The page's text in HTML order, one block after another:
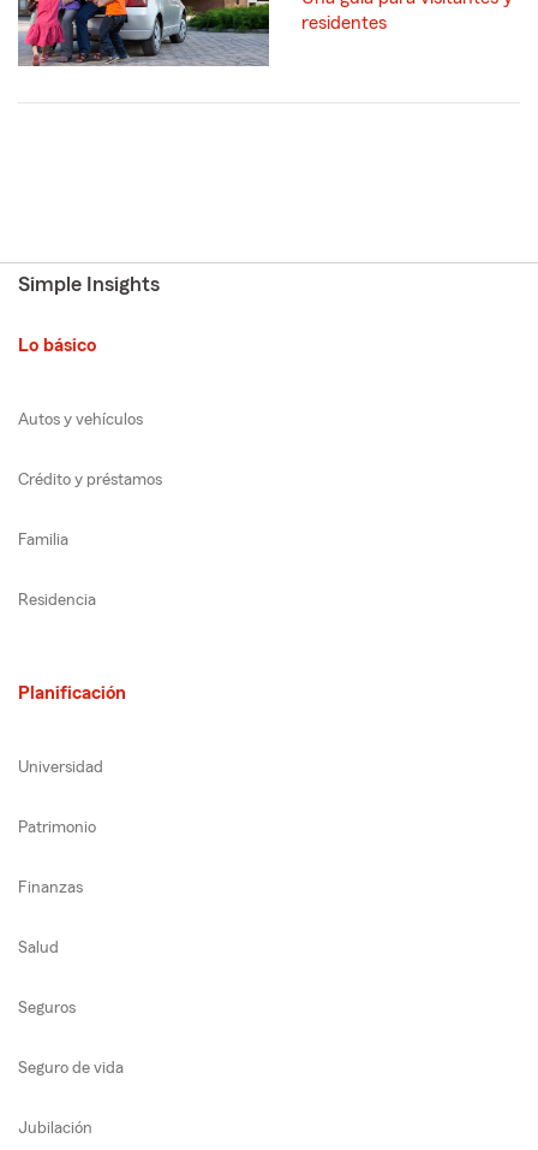
residentes
Simple Insights
Lo básico
Autos y vehículos
Crédito y préstamos
Familia
Residencia
Planificación
Universidad
Patrimonio
Finanzas
Salud
Seguros
Seguro de vida
Jubilación